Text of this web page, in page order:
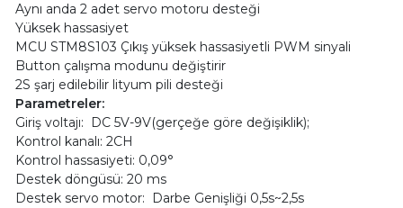
Aynı anda 2 adet servo motoru desteği
Yüksek hassasiyet
MCU STM8S103 Çıkış yüksek hassasiyetli PWM sinyali
Button çalışma modunu değiştirir
2S şarj edilebilir lityum pili desteği
Parametreler:
Giriş voltajı:
DC 5V-9V(gerçeğe göre değişiklik);
Kontrol kanalı: 2CH
Kontrol hassasiyeti: 0,09°
Destek döngüsü: 20 ms
Destek servo motor:
Darbe Genişliği 0,5s~2,5s